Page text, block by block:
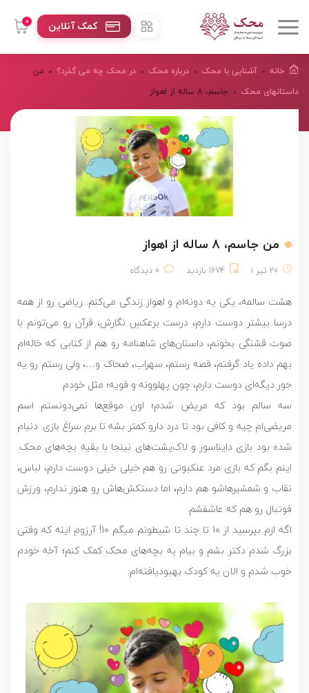
0 کمک آنلاین
خانه آشنایی با محک درباره محک
در محک چه می گذرد؟
داستانهای محک
من
جاسم، 8 ساله از اهواز
من جاسم، 8 ساله از اهواز
20 تیر 1 1674 بازدید 0 دیدگاه
هشت سالمه، یکی یه دونه‌ام و اهواز زندگی می‌کنم. ریاضی رو از همه
درسا بیشتر دوست دارم، درست برعکسِ نگارش، قرآن رو می‌تونم با
صوت قشنگی بخونم، داستان‌های شاهنامه رو هم از کتابی که خاله‌ام
بهم داده یاد گرفتم، قصه رستم، سهراب، ضحاک و…، ولی رستم رو یه
جور دیگه‌ای دوست دارم، چون پهلوونه و قویه؛ مثل خودم.
سه سالم بود که مریض شدم؛ اون‌ موقع‌ها نمی‌دونستم اسم
مریضی‌ام چیه و کافی بود تا درد دارو کمتر بشه تا برم سراغ بازی. دنیام
شده بود بازی دایناسور و لاک‌پشت‌های نینجا با بقیه بچه‌های محک.
اینم بگم که بازی مرد عنکبوتی رو هم خیلی خیلی دوست دارم، لباس،
نقاب و شمشیرهاشو هم دارم، اما دستکش‌هاش رو هنوز ندارم، ورزش
فوتبال رو هم که عاشقشم.
اگه ازم بپرسید از 10 تا چند تا شیطونم میگم 10! آرزوم اینه که وقتی
بزرگ شدم دکتر بشم و بیام به بچه‌های محک کمک کنم؛ آخه خودم
خوب شدم و الان یه کودک بهبودیافته‌ام.